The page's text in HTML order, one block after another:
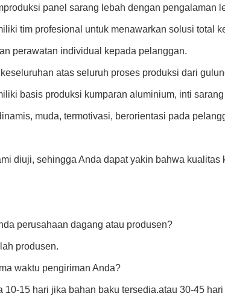
panel sarang lebah dengan pengalaman
tim profesional untuk menawarkan solusi total
perawatan individual kepada pelanggan.
atas seluruh proses produksi dari
basis produksi kumparan aluminium, inti
muda, termotivasi, berorientasi pada
diuji, sehingga Anda dapat yakin bahwa kualitas
perusahaan dagang atau produsen?
produsen.
waktu pengiriman Anda?
10-15 hari jika bahan baku tersedia.atau 30-45